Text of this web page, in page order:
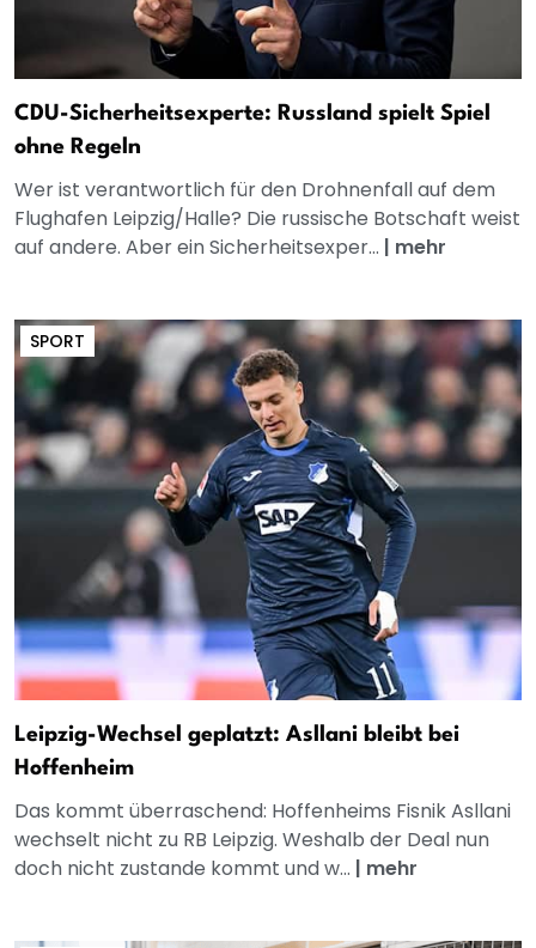
CDU-Sicherheitsexperte: Russland spielt Spiel
ohne Regeln
Wer ist verantwortlich für den Drohnenfall auf dem
Flughafen Leipzig/Halle? Die russische Botschaft weist
auf andere. Aber ein Sicherheitsexper... | mehr
SPORT
Leipzig-Wechsel geplatzt: Asllani bleibt bei
Hoffenheim
Das kommt überraschend: Hoffenheims Fisnik Asllani
wechselt nicht zu RB Leipzig. Weshalb der Deal nun
doch nicht zustande kommt und w... | mehr